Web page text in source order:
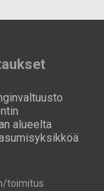
alueelta
toimitus